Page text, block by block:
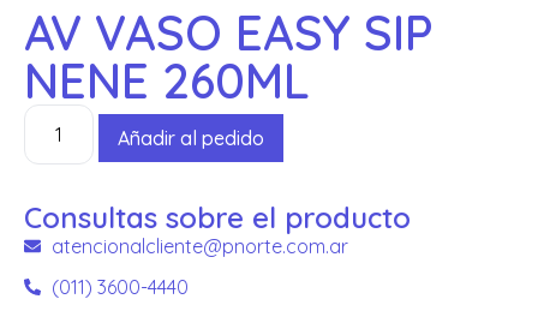
AV VASO EASY SIP
NENE 260ML
Añadir al pedido
Consultas sobre el producto
atencionalcliente@pnorte.com.ar
(011) 3600-4440